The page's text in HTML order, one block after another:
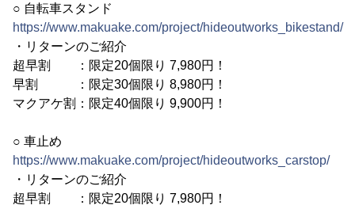
○ 自転車スタンド
https://www.makuake.com/project/hideoutworks_bikestand/
・リターンのご紹介
超早割 ：限定20個限り 7,980円！
早割 ：限定30個限り 8,980円！
マクアケ割：限定40個限り 9,900円！
○ 車止め
https://www.makuake.com/project/hideoutworks_carstop/
・リターンのご紹介
超早割 ：限定20個限り 7,980円！